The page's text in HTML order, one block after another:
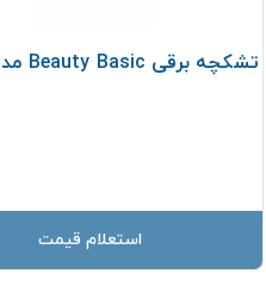
تشکچه برقی Beauty Basic مدل NT-201
استعلام قیمت